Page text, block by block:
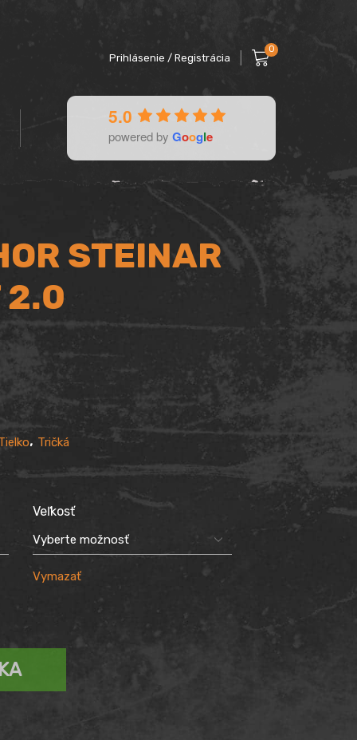
Prihlásenie / Registrácia
0
5.0
powered by Google
STEINAR
2.0
, Tričká
Veľkosť
Vymazať